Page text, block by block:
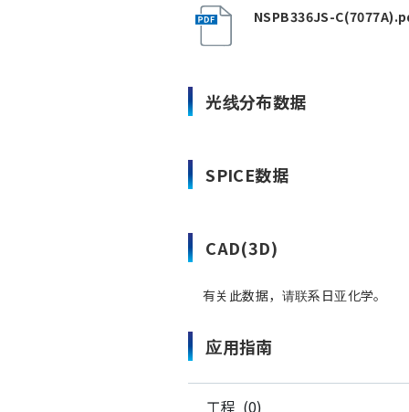
NSPB336JS-
光线分布数据
SPICE数据
CAD(3D)
有关此数据，请联系日亚化学。
应用指南
工程 (0)